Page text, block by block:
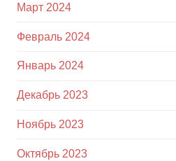
Март 2024
Февраль 2024
Январь 2024
Декабрь 2023
Ноябрь 2023
Октябрь 2023